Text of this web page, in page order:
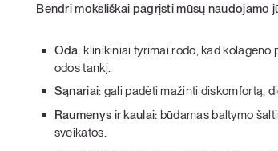
Bendri moksliškai pagrįsti mūsų naudojamo
Oda: klinikiniai tyrimai rodo, kad
odos tankį.
Sąnariai: gali padėti mažinti diskomfortą,
Raumenys ir kaulai: būdamas baltymo
sveikatos.